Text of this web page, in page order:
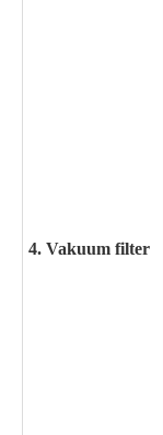
4. Vakuum filter